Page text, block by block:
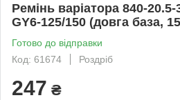
Ремінь варіатора 840-
GY6-125/150 (довга база,
Готово до відправки
Код: 61674
Роздріб
247 ₴